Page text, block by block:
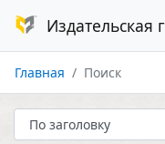
Главная Поиск